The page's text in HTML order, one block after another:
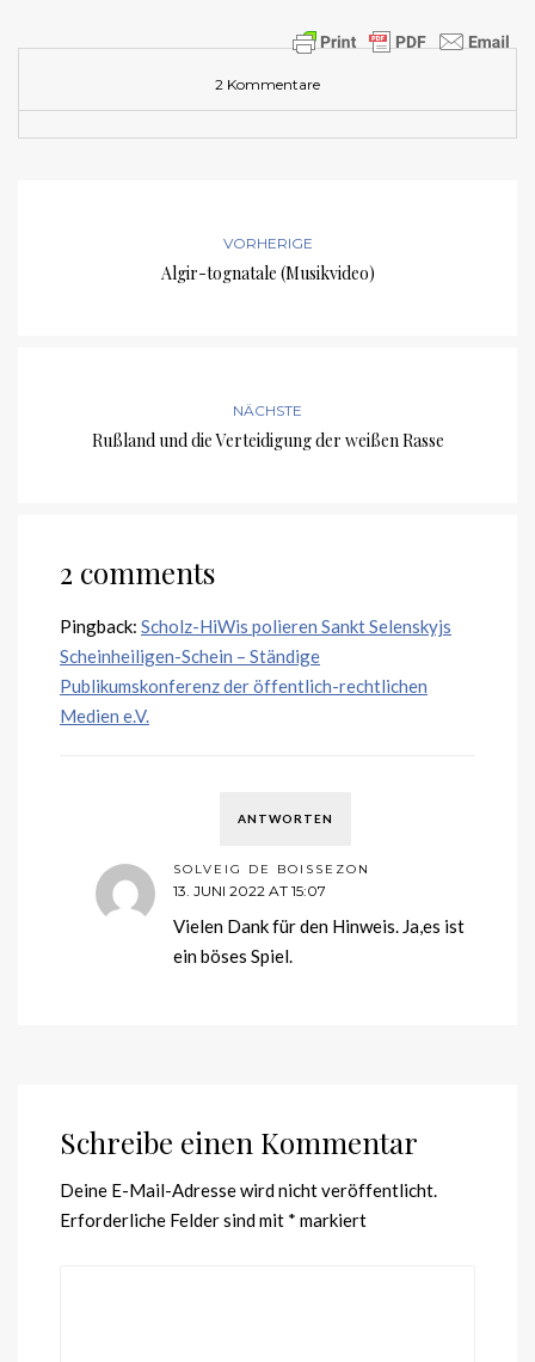
2 Kommentare
VORHERIGE
Algir-tognatale (Musikvideo)
NÄCHSTE
Rußland und die Verteidigung der weißen Rasse
2 comments
Pingback: Scholz-HiWis polieren Sankt Selenskyjs
Scheinheiligen-Schein – Ständige
Publikumskonferenz der öffentlich-rechtlichen
Medien e.V.
ANTWORTEN
SOLVEIG DE BOISSEZON
13. JUNI 2022 AT 15:07
Vielen Dank für den Hinweis. Ja,es ist
ein böses Spiel.
Schreibe einen Kommentar
Deine E-Mail-Adresse wird nicht veröffentlicht.
Erforderliche Felder sind mit * markiert